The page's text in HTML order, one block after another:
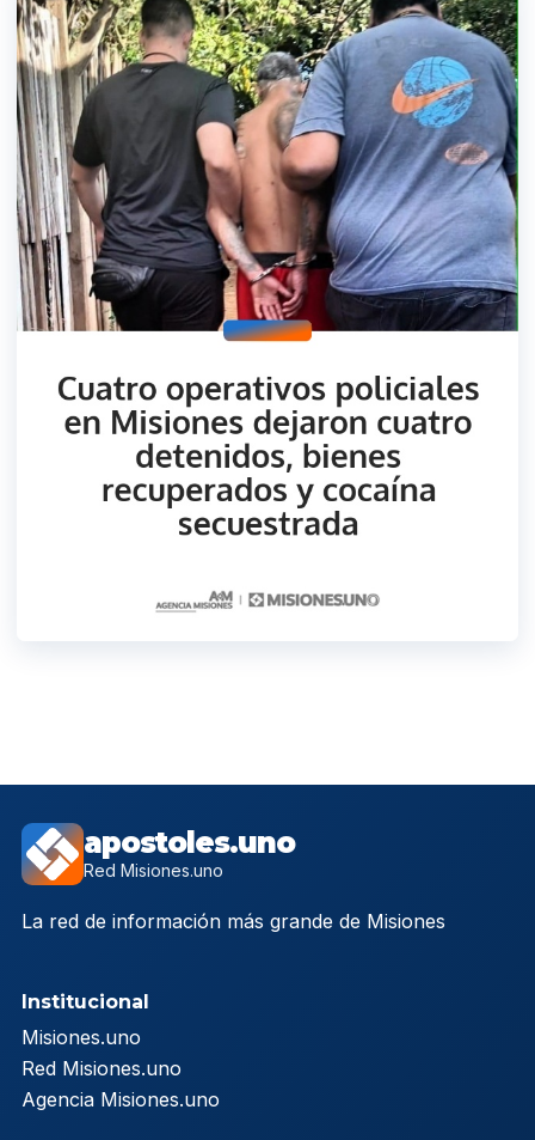
apostoles.uno
Red Misiones.uno
La red de información más grande de Misiones
Institucional
Misiones.uno
Red Misiones.uno
Agencia Misiones.uno